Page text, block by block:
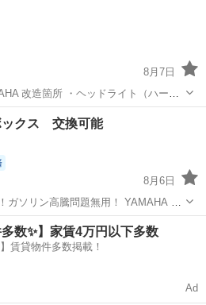
8月7日
ハーレ
ラー ・パワーフィルター ・リアフェ
イト ・バッテリーレスの為、キック
ヤマハ
クス 交換可能
8月6日
高騰問題無用！ YAMAHA ヤ
ボアアップ SA31J 足回り加工 マ
ーター振り切り 50ccナン...
ヤマハ VOX
多数✨】家賃4万円以下多数
賃貸物件多数掲載！
Ad